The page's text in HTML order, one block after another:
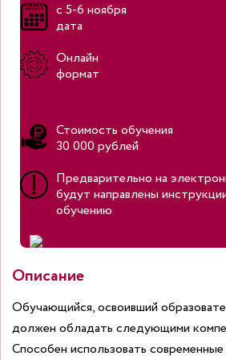
с 5-6 ноября
дата
Онлайн
формат
Стоимость обучения
30 000 рублей
Предварительно на
будут направлены
обучению
Описание
Обучающийся, освоивший
должен обладать следующими
Способен использовать